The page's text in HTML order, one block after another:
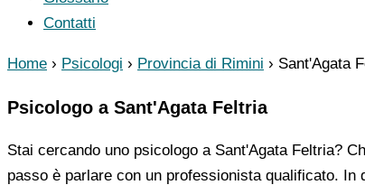
Contatti
Home › Psicologi › Provincia di Rimini › Sant'Agata
Psicologo a Sant'Agata Feltria
Stai cercando uno psicologo a Sant'Agata Feltria?
passo è parlare con un professionista qualificato.